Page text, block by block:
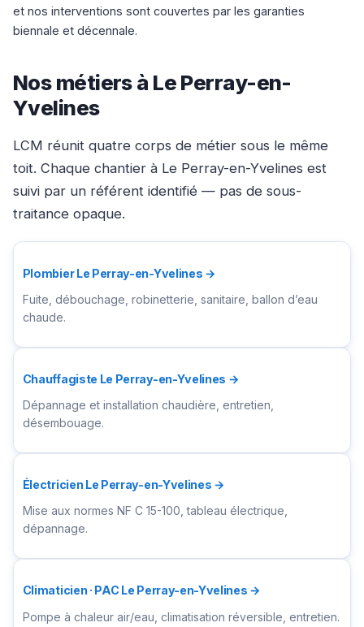
et nos interventions sont couvertes par les garanties
biennale et décennale.
Nos métiers à Le Perray-en-
Yvelines
LCM réunit quatre corps de métier sous le même
toit. Chaque chantier à Le Perray-en-Yvelines est
suivi par un référent identifié — pas de sous-
traitance opaque.
Plombier Le Perray-en-Yvelines →
Fuite, débouchage, robinetterie, sanitaire, ballon d’eau
chaude.
Chauffagiste Le Perray-en-Yvelines →
Dépannage et installation chaudière, entretien,
désembouage.
Électricien Le Perray-en-Yvelines →
Mise aux normes NF C 15-100, tableau électrique,
dépannage.
Climaticien · PAC Le Perray-en-Yvelines →
Pompe à chaleur air/eau, climatisation réversible, entretien.